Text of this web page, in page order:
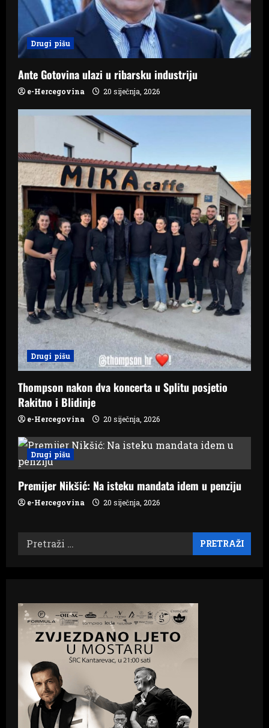
o
n
Drugi pišu
Ante Gotovina ulazi u ribarsku industriju
e-Hercegovina 20 siječnja, 2026
Drugi pišu
Thompson nakon dva koncerta u Splitu posjetio
Rakitno i Blidinje
e-Hercegovina 20 siječnja, 2026
Drugi pišu
Premijer Nikšić: Na isteku mandata idem u penziju
e-Hercegovina 20 siječnja, 2026
Pretraži: